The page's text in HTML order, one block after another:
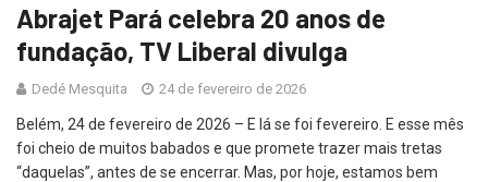
Abrajet Pará celebra 20 anos de
fundação, TV Liberal divulga
Dedé Mesquita 24 de fevereiro de 2026
Belém, 24 de fevereiro de 2026 – E lá se foi fevereiro. E esse mês
foi cheio de muitos babados e que promete trazer mais tretas
“daquelas”, antes de se encerrar. Mas, por hoje, estamos bem